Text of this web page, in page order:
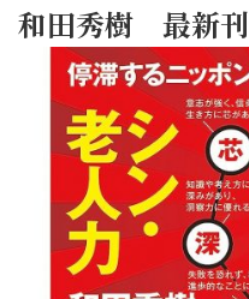
和田秀樹 最新刊